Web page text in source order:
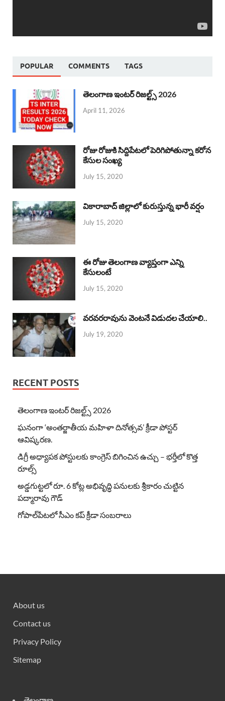
POPULAR COMMENTS TAGS
తెలంగాణ ఇంటర్ రిజల్ట్స్ 2026
April 11, 2026
రోజు రోజుకి సిద్దిపేటలో పెరిగిపోతున్నా కరోన
కేసుల సంఖ్య
July 15, 2020
వికారాబాద్ జిల్లాలో కురుస్తున్న భారీ వర్షం
July 15, 2020
ఈ రోజు తెలంగాణ వ్యాప్తంగా ఎన్ని
కేసులంటే
July 15, 2020
వరవరరావును వెంటనే విడుదల చేయాలి..
July 19, 2020
RECENT POSTS
తెలంగాణ ఇంటర్ రిజల్ట్స్ 2026
ఘనంగా ‘అంతర్జాతీయ మహిళా దినోత్సవ’ క్రీడా పోస్టర్
ఆవిష్కరణ.
డిగ్రీ అధ్యాపక పోస్టులకు కాంగ్రెస్ బిగించిన ఉచ్చు – భర్తీలో కొత్త
రూల్స్
అడ్డగుట్టలో రూ. 6 కోట్ల అభివృద్ధి పనులకు శ్రీకారం చుట్టిన
పద్మారావు గౌడ్
గోపాల్‌పేటలో సీఎం కప్ క్రీడా సంబరాలు
About us
Contact us
Privacy Policy
Sitemap